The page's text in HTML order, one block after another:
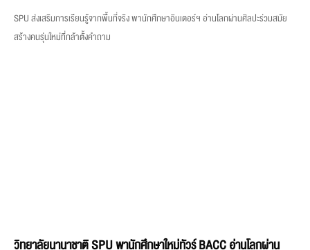
SPU ส่งเสริมการเรียนรู้จากพื้นที่จริง พานักศึกษาอินเตอร์ฯ อ่านโลกผ่านศิลปะร่วมสมัย
สร้างคนรุ่นใหม่ที่กล้าตั้งคำถาม
วิทยาลัยนานาชาติ SPU พานักศึกษาใหม่ทัวร์ BACC อ่านโลกผ่าน